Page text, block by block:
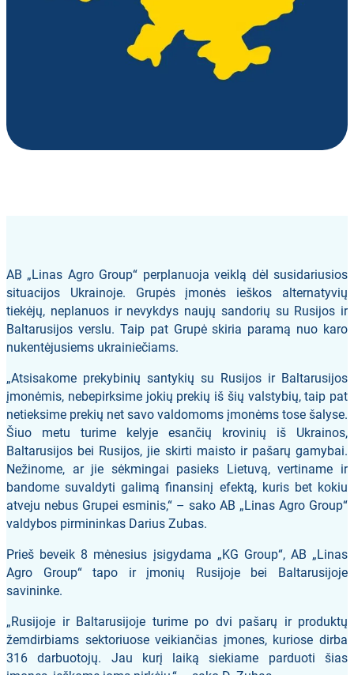
AB „Linas Agro Group“ perplanuoja veiklą dėl susidariusios
situacijos Ukrainoje. Grupės įmonės ieškos alternatyvių
tiekėjų, neplanuos ir nevykdys naujų sandorių su Rusijos ir
Baltarusijos verslu. Taip pat Grupė skiria paramą nuo karo
nukentėjusiems ukrainiečiams.
„Atsisakome prekybinių santykių su Rusijos ir Baltarusijos
įmonėmis, nebepirksime jokių prekių iš šių valstybių, taip pat
netieksime prekių net savo valdomoms įmonėms tose šalyse.
Šiuo metu turime kelyje esančių krovinių iš Ukrainos,
Baltarusijos bei Rusijos, jie skirti maisto ir pašarų gamybai.
Nežinome, ar jie sėkmingai pasieks Lietuvą, vertiname ir
bandome suvaldyti galimą finansinį efektą, kuris bet kokiu
atveju nebus Grupei esminis,“ – sako AB „Linas Agro Group“
valdybos pirmininkas Darius Zubas.
Prieš beveik 8 mėnesius įsigydama „KG Group“, AB „Linas
Agro Group“ tapo ir įmonių Rusijoje bei Baltarusijoje
savininke.
„Rusijoje ir Baltarusijoje turime po dvi pašarų ir produktų
žemdirbiams sektoriuose veikiančias įmones, kuriose dirba
316 darbuotojų. Jau kurį laiką siekiame parduoti šias